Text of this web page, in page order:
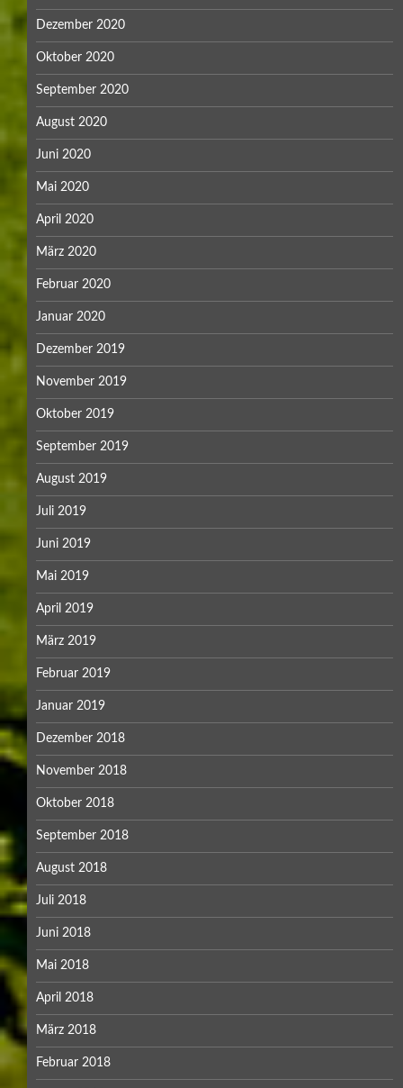
Dezember 2020
Oktober 2020
September 2020
August 2020
Juni 2020
Mai 2020
April 2020
März 2020
Februar 2020
Januar 2020
Dezember 2019
November 2019
Oktober 2019
September 2019
August 2019
Juli 2019
Juni 2019
Mai 2019
April 2019
März 2019
Februar 2019
Januar 2019
Dezember 2018
November 2018
Oktober 2018
September 2018
August 2018
Juli 2018
Juni 2018
Mai 2018
April 2018
März 2018
Februar 2018